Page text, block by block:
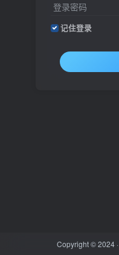
登录密码
记住登录
Copyright © 2024 ·